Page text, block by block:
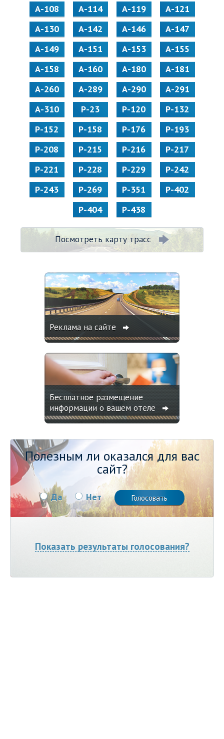
А-108
А-114 А-119
А-121
А-130
А-142 А-146
А-147
А-149
А-151 А-153
А-155
А-158
А-160 А-180
А-181
А-260
А-289 А-290
А-291
А-310
Р-23 Р-120
Р-132
Р-152
Р-158 Р-176
Р-193
Р-208
Р-215 Р-216
Р-217
Р-221
Р-228 Р-229
Р-242
Р-243
Р-269 Р-351
Р-402
Р-404
Р-438
Посмотреть карту трасс
Реклама на сайте
Бесплатное размещение
информации о вашем отеле
Полезным ли оказался для вас
сайт?
Да Нет
Показать результаты голосования?